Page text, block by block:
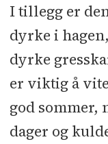
I tillegg er
dyrke i
dyrke
er viktig å
god sommer,
dager og